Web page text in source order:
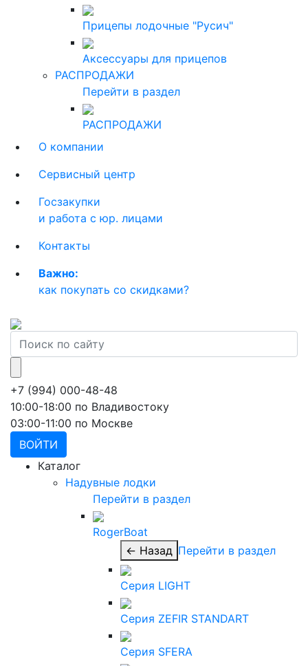
Прицепы лодочные "Русич"
Аксессуары для прицепов
РАСПРОДАЖИ
Перейти в раздел
РАСПРОДАЖИ
О компании
Сервисный центр
Госзакупки
и работа с юр. лицами
Контакты
Важно:
как покупать со скидками?
+7 (994) 000-48-48
10:00-18:00 по Владивостоку
03:00-11:00 по Москве
ВОЙТИ
Каталог
Надувные лодки
Перейти в раздел
RogerBoat
← Назад Перейти в раздел
Серия LIGHT
Серия ZEFIR STANDART
Серия SFERA